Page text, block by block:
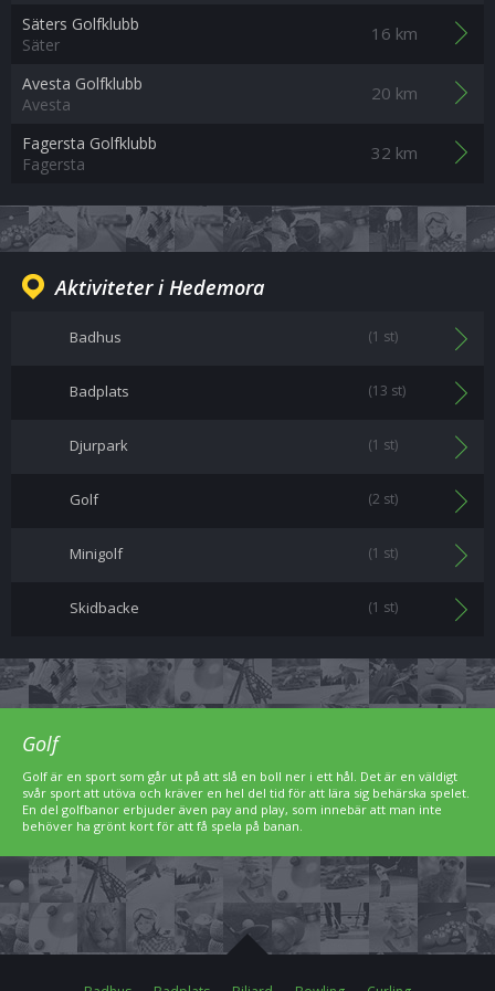
Säters Golfklubb
Säter
16 km
Avesta Golfklubb
Avesta
20 km
Fagersta Golfklubb
Fagersta
32 km
Aktiviteter i Hedemora
Badhus (1 st)
Badplats (13 st)
Djurpark (1 st)
Golf (2 st)
Minigolf (1 st)
Skidbacke (1 st)
Golf
Golf är en sport som går ut på att slå en boll ner i ett hål. Det är en väldigt
svår sport att utöva och kräver en hel del tid för att lära sig behärska spelet.
En del golfbanor erbjuder även pay and play, som innebär att man inte
behöver ha grönt kort för att få spela på banan.